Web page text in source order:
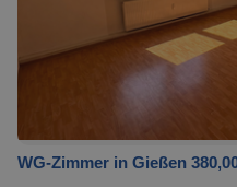
WG-Zimmer in Gießen